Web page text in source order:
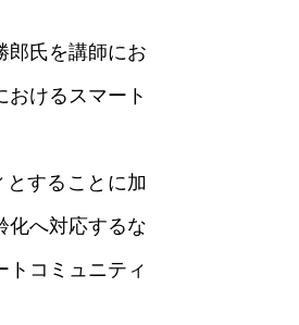
氏を講師にお
けるスマート
することに加
化へ対応するな
トコミュニティ